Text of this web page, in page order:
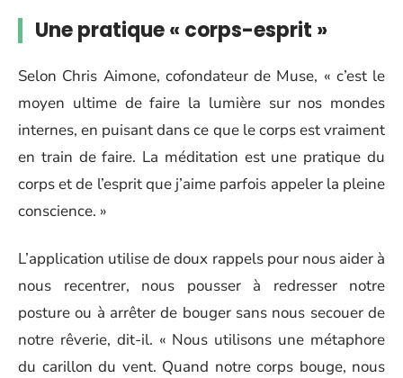
Une pratique « corps-esprit »
Selon Chris Aimone, cofondateur de Muse, « c’est le
moyen ultime de faire la lumière sur nos mondes
internes, en puisant dans ce que le corps est vraiment
en train de faire. La méditation est une pratique du
corps et de l’esprit que j’aime parfois appeler la pleine
conscience. »
L’application utilise de doux rappels pour nous aider à
nous recentrer, nous pousser à redresser notre
posture ou à arrêter de bouger sans nous secouer de
notre rêverie, dit-il. « Nous utilisons une métaphore
du carillon du vent. Quand notre corps bouge, nous